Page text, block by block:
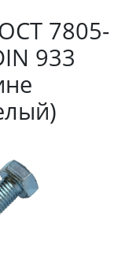
7805-
933